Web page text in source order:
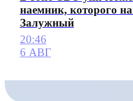
наемник, которого
Залужный
20:46
6 АВГ